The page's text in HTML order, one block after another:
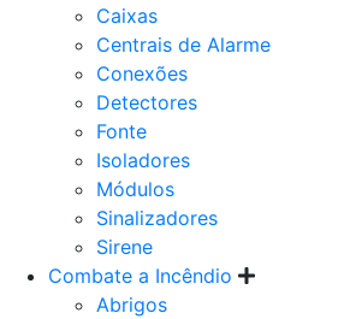
Caixas
Centrais de Alarme
Conexões
Detectores
Fonte
Isoladores
Módulos
Sinalizadores
Sirene
Combate a Incêndio
Abrigos